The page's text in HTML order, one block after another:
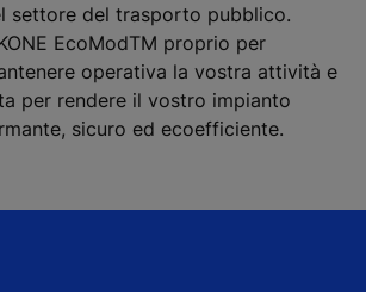
settore del trasporto pubblico.
EcoModTM proprio per
operativa la vostra attività e
per rendere il vostro impianto
sicuro ed ecoefficiente.